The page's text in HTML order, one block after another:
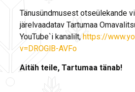
Tänusündmusest otseülekande
järelvaadatav Tartumaa
YouTube`i kanalilt, https://
v=DROGlB-AVFo
Aitäh teile, Tartumaa tänab!